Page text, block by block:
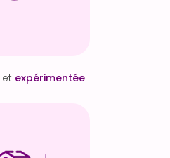
et expérimentée